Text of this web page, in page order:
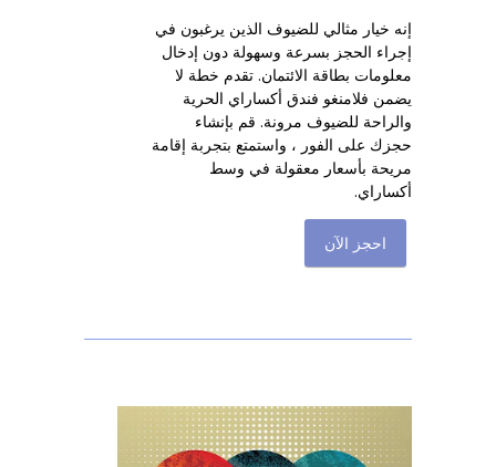
إنه خيار مثالي للضيوف الذين يرغبون في
إجراء الحجز بسرعة وسهولة دون إدخال
معلومات بطاقة الائتمان. تقدم خطة لا
يضمن فلامنغو فندق أكساراي الحرية
والراحة للضيوف مرونة. قم بإنشاء
حجزك على الفور ، واستمتع بتجربة إقامة
مريحة بأسعار معقولة في وسط
أكساراي.
احجز الآن